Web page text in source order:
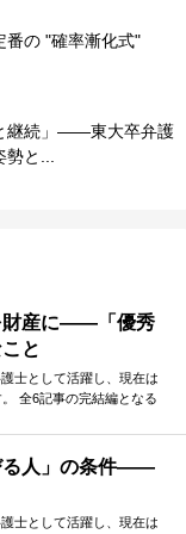
番の "確率漸化式"
継続」——東大卒弁護
と...
財産に——「優秀
と
士として活躍し、現在は
全6記事の完結編となる
そして、その前提となる
活かしてダイナミックに
りました。
る人」の条件——
士として活躍し、現在は